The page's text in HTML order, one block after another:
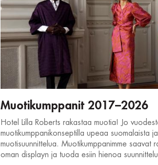
Muotikumppanit 2017–2026
Hotel Lilla Roberts rakastaa muotia! Jo
muotikumppanikonseptilla upeaa suomalaista
muotisuunnittelua. Muotikumppanimme saavat
oman displayn ja tuoda esiin hienoa